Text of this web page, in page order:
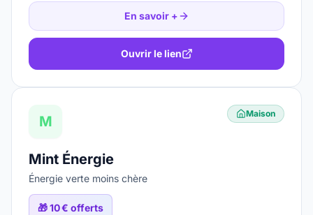
En savoir +
Ouvrir le lien
M Maison
Mint Énergie
Énergie verte moins chère
🎁10 € offerts